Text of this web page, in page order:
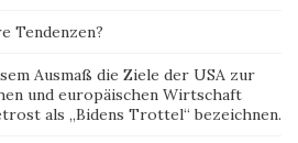
Tendenzen?
Ausmaß die Ziele der USA zur
und europäischen Wirtschaft
als „Bidens Trottel“ bezeichnen.